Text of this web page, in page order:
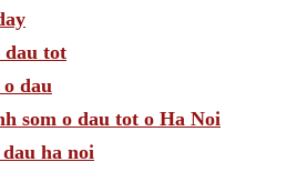
dau tot
dau
som o dau tot o Ha Noi
ha noi